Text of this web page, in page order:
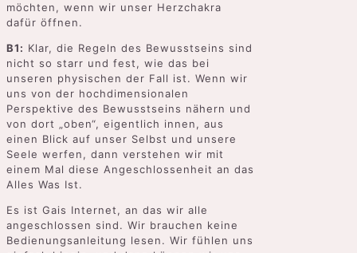
möchten, wenn wir unser Herzchakra
dafür öffnen.
B1: Klar, die Regeln des Bewusstseins sind
nicht so starr und fest, wie das bei
unseren physischen der Fall ist. Wenn wir
uns von der hochdimensionalen
Perspektive des Bewusstseins nähern und
von dort „oben“, eigentlich innen, aus
einen Blick auf unser Selbst und unsere
Seele werfen, dann verstehen wir mit
einem Mal diese Angeschlossenheit an das
Alles Was Ist.
Es ist Gais Internet, an das wir alle
angeschlossen sind. Wir brauchen keine
Bedienungsanleitung lesen. Wir fühlen uns